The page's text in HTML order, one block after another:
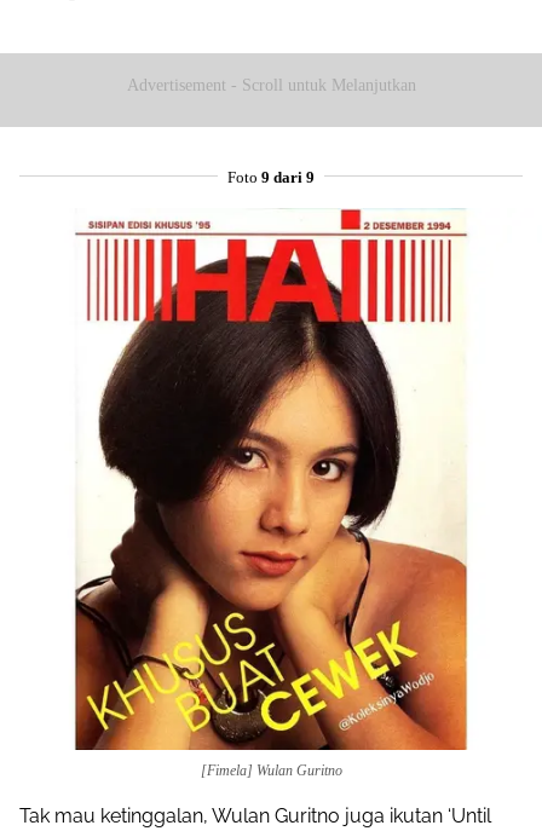
Advertisement - Scroll untuk Melanjutkan
Foto 9 dari 9
[Fimela] Wulan Guritno
Tak mau ketinggalan, Wulan Guritno juga ikutan ‘Until